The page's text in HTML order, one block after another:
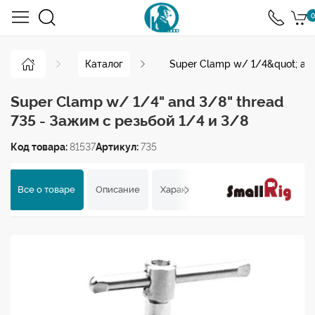
0
Каталог Super Clamp w/ 1/4&quot;
Super Clamp w/ 1/4" and 3/8" thread
735 - Зажим с резьбой 1/4 и 3/8
Код товара:81537Артикул:735
Все о товаре Описание Характеристики Отзывы